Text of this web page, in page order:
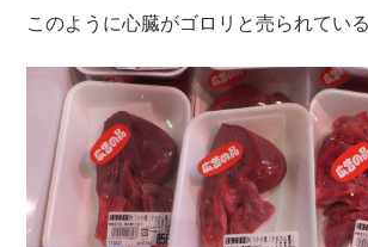
このように心臓がゴロリと売られている